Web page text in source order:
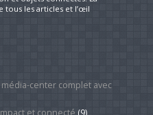
les articles et l’œil
center complet avec